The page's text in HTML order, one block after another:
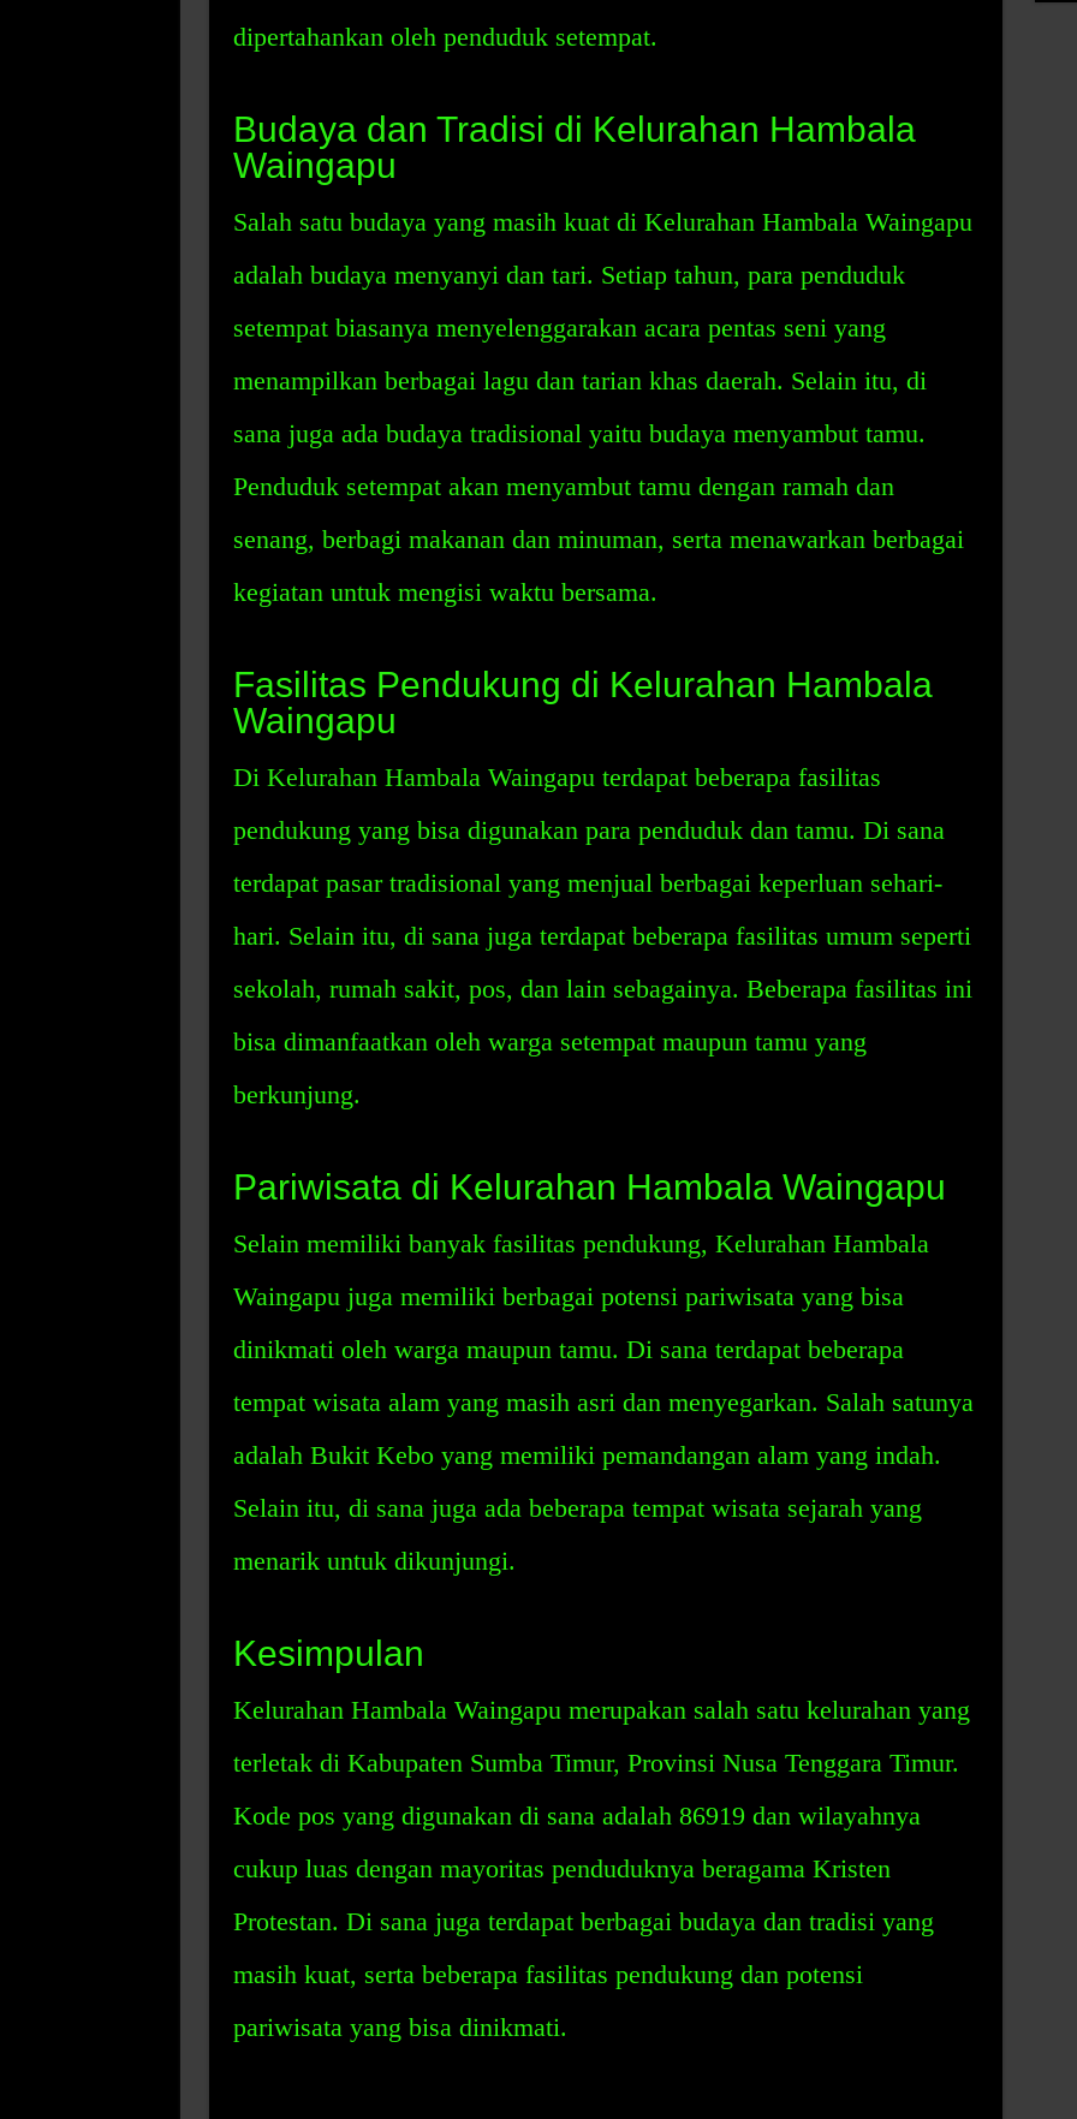
dipertahankan oleh penduduk setempat.
Budaya dan Tradisi di Kelurahan Hambala
Waingapu
Salah satu budaya yang masih kuat di Kelurahan Hambala Waingapu
adalah budaya menyanyi dan tari. Setiap tahun, para penduduk
setempat biasanya menyelenggarakan acara pentas seni yang
menampilkan berbagai lagu dan tarian khas daerah. Selain itu, di
sana juga ada budaya tradisional yaitu budaya menyambut tamu.
Penduduk setempat akan menyambut tamu dengan ramah dan
senang, berbagi makanan dan minuman, serta menawarkan berbagai
kegiatan untuk mengisi waktu bersama.
Fasilitas Pendukung di Kelurahan Hambala
Waingapu
Di Kelurahan Hambala Waingapu terdapat beberapa fasilitas
pendukung yang bisa digunakan para penduduk dan tamu. Di sana
terdapat pasar tradisional yang menjual berbagai keperluan sehari-
hari. Selain itu, di sana juga terdapat beberapa fasilitas umum seperti
sekolah, rumah sakit, pos, dan lain sebagainya. Beberapa fasilitas ini
bisa dimanfaatkan oleh warga setempat maupun tamu yang
berkunjung.
Pariwisata di Kelurahan Hambala Waingapu
Selain memiliki banyak fasilitas pendukung, Kelurahan Hambala
Waingapu juga memiliki berbagai potensi pariwisata yang bisa
dinikmati oleh warga maupun tamu. Di sana terdapat beberapa
tempat wisata alam yang masih asri dan menyegarkan. Salah satunya
adalah Bukit Kebo yang memiliki pemandangan alam yang indah.
Selain itu, di sana juga ada beberapa tempat wisata sejarah yang
menarik untuk dikunjungi.
Kesimpulan
Kelurahan Hambala Waingapu merupakan salah satu kelurahan yang
terletak di Kabupaten Sumba Timur, Provinsi Nusa Tenggara Timur.
Kode pos yang digunakan di sana adalah 86919 dan wilayahnya
cukup luas dengan mayoritas penduduknya beragama Kristen
Protestan. Di sana juga terdapat berbagai budaya dan tradisi yang
masih kuat, serta beberapa fasilitas pendukung dan potensi
pariwisata yang bisa dinikmati.